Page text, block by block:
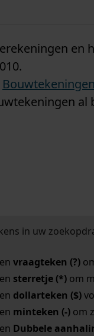
en
al
in uw
vraagteken (?)
sterretje (*)om
dollarteken ($)
minteken (-)om
Dubbele